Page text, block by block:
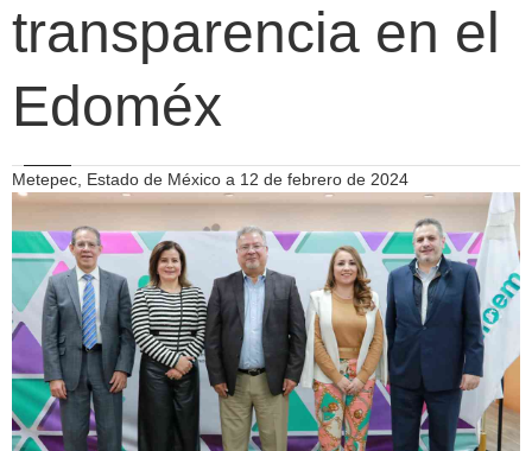
transparencia en el
Edoméx
Metepec, Estado de México a 12 de febrero de 2024